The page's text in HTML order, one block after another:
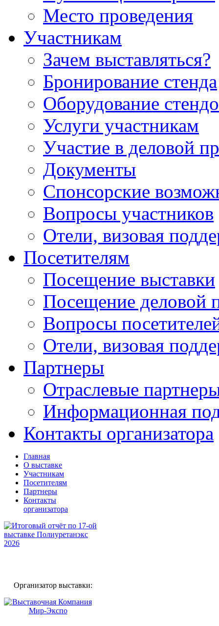
Место проведения
Участникам
Зачем выставляться?
Бронирование стенда
Оборудование
Услуги участникам
Участие в деловой
Документы
Спонсорские
Вопросы участников
Отели, визовая
Посетителям
Посещение выставки
Посещение деловой
Вопросы
Отели, визовая
Партнеры
Отраслевые
Информационная
Контакты организатора
Главная
О выставке
Участникам
Посетителям
Партнеры
Контакты
организатора
Организатор выставки: